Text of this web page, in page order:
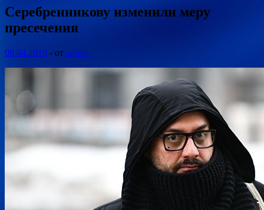
Серебренникову изменили меру
пресечения
08.04.2019 - от admin